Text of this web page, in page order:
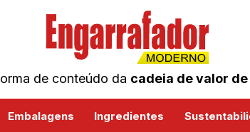
de conteúdo da cadeia de valor
Embalagens Ingredientes